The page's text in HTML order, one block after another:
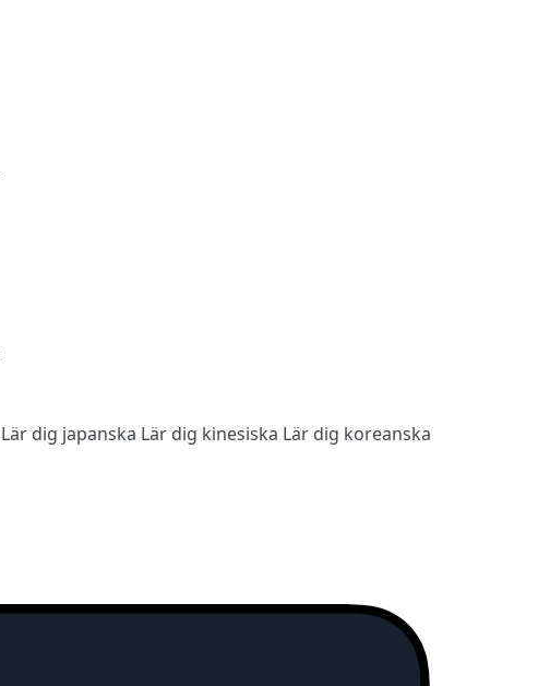
Lär dig japanska Lär dig kinesiska Lär dig koreanska